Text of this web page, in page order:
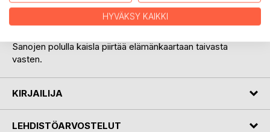
vanhemmuudesta, arjesta, yhteydestä, ihmisyydestä ja
ikääntymisestä. Ne peilaavat mennyttä tähän aikaan ja
Sanojen polulla kaisla piirtää elämänkaartaan taivasta
vasten.
KIRJAILIJA
LEHDISTÖARVOSTELUT
HYVÄKSY KAIKKI